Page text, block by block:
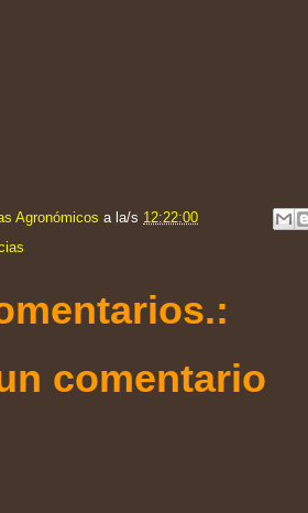
Agronómicos a la/s 12:22:00
comentario